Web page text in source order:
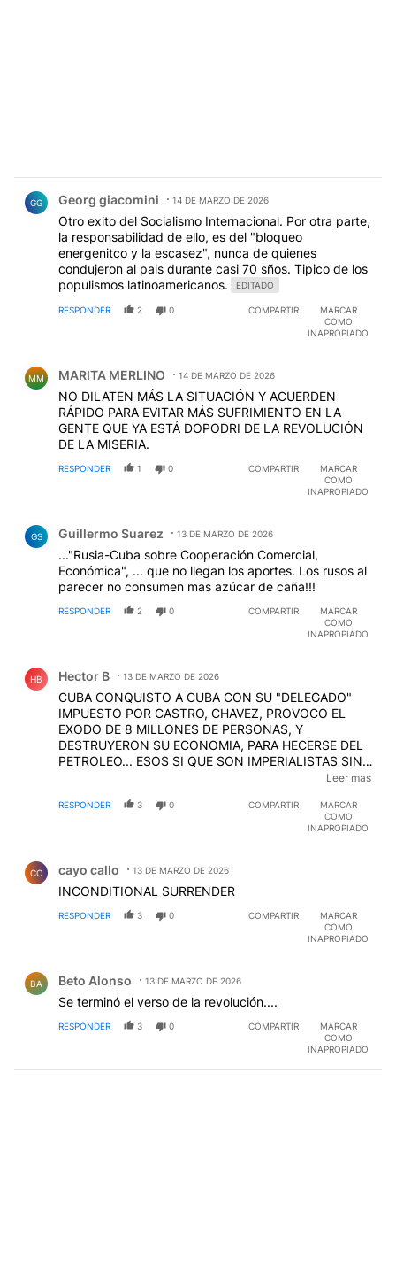
GG Georg giacomini 14 DE MARZO DE 2026
Otro exito del Socialismo Internacional. Por otra parte,
la responsabilidad de ello, es del "bloqueo
energenitco y la escasez", nunca de quienes
condujeron al pais durante casi 70 sños. Tipico de los
populismos latinoamericanos.
EDITADO
RESPONDER 2 0 COMPARTIR
MARCAR
COMO
INAPROPIADO
MM MARITA MERLINO 14 DE MARZO DE 2026
NO DILATEN MÁS LA SITUACIÓN Y ACUERDEN
RÁPIDO PARA EVITAR MÁS SUFRIMIENTO EN LA
GENTE QUE YA ESTÁ DOPODRI DE LA REVOLUCIÓN
DE LA MISERIA.
RESPONDER 1 0 COMPARTIR
MARCAR
COMO
INAPROPIADO
GS Guillermo Suarez 13 DE MARZO DE 2026
..."Rusia-Cuba sobre Cooperación Comercial,
Económica", ... que no llegan los aportes. Los rusos al
parecer no consumen mas azúcar de caña!!!
RESPONDER 2 0 COMPARTIR
MARCAR
COMO
INAPROPIADO
HB Hector B 13 DE MARZO DE 2026
CUBA CONQUISTO A CUBA CON SU "DELEGADO"
IMPUESTO POR CASTRO, CHAVEZ, PROVOCO EL
EXODO DE 8 MILLONES DE PERSONAS, Y
DESTRUYERON SU ECONOMIA, PARA HECERSE DEL
PETROLEO... ESOS SI QUE SON IMPERIALISTAS SIN
MISERICORDIA DISFRAZADOS DE "DEFENSORES DEL
DEFENDERSE.
EDITADO
Leer mas
RESPONDER 3 0 COMPARTIR
MARCAR
COMO
INAPROPIADO
CC cayo callo 13 DE MARZO DE 2026
INCONDITIONAL SURRENDER
RESPONDER 3 0 COMPARTIR
MARCAR
COMO
INAPROPIADO
BA Beto Alonso 13 DE MARZO DE 2026
Se terminó el verso de la revolución....
RESPONDER 3 0 COMPARTIR
MARCAR
COMO
INAPROPIADO